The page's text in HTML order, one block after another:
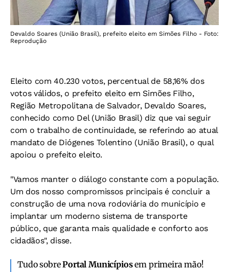
Devaldo Soares (União Brasil), prefeito eleito em Simões Filho - Foto:
Reprodução
Eleito com 40.230 votos, percentual de 58,16% dos
votos válidos, o prefeito eleito em Simões Filho,
Região Metropolitana de Salvador, Devaldo Soares,
conhecido como Del (União Brasil) diz que vai seguir
com o trabalho de continuidade, se referindo ao atual
mandato de Diógenes Tolentino (União Brasil), o qual
apoiou o prefeito eleito.
"Vamos manter o diálogo constante com a população.
Um dos nosso compromissos principais é concluir a
construção de uma nova rodoviária do município e
implantar um moderno sistema de transporte
público, que garanta mais qualidade e conforto aos
cidadãos", disse.
Tudo sobrePortal Municípiosem primeira mão!